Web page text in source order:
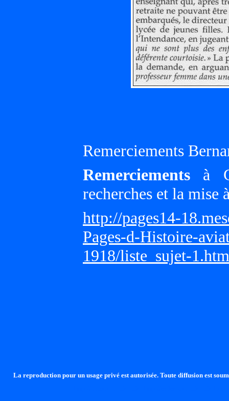
Remerciements
Remerciements à
recherches et la mise
http://pages14-
Pages-d-Histoire-
1918/liste_sujet-1.htm
La reproduction pour un usage privé est autorisée. Toute diffusion est